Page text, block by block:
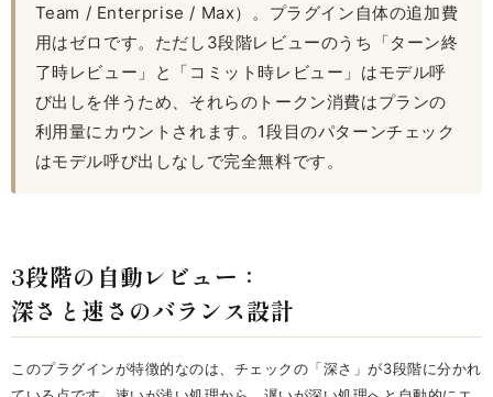
Team / Enterprise / Max）。プラグイン自体の追加費
用はゼロです。ただし3段階レビューのうち「ターン終
了時レビュー」と「コミット時レビュー」はモデル呼
び出しを伴うため、それらのトークン消費はプランの
利用量にカウントされます。1段目のパターンチェック
はモデル呼び出しなしで完全無料です。
3段階の自動レビュー：
深さと速さのバランス設計
このプラグインが特徴的なのは、チェックの「深さ」が3段階に分かれ